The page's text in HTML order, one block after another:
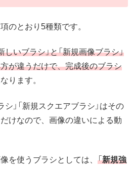
のとおり5種類です。
しいブラシ」と「新規画像ブラシ」
が違うだけで、完成後のブラシ
ります。
」「新規スクエアブラシ」はその
けなので、画像の違いによる動
を使うブラシとしては、 「新規強